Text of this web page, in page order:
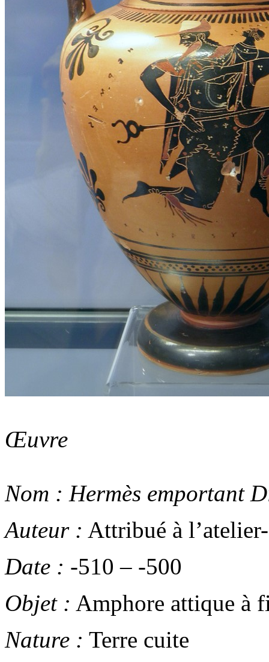
Œuvre
Nom : Hermès emportant
Auteur : Attribué à
Date : -510– -500
Objet : Amphore attique à
Nature : Terre cuite